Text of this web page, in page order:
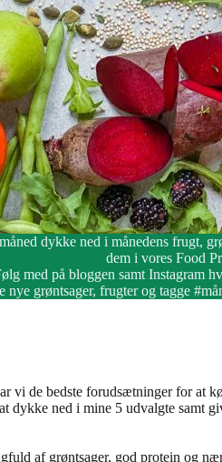
dykke ned i månedens frugt,
dem i vores Food
med på bloggen samt
nye grøntsager, frugter og tagge
vi de bedste forudsætninger for
ned i mine 5 udvalgte samt
af grøntsager, god protein og